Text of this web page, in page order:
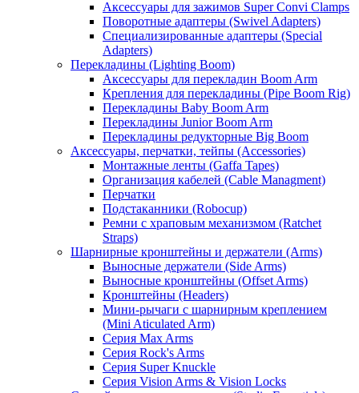
Аксессуары для зажимов Super Convi Clamps
Поворотные адаптеры (Swivel Adapters)
Специализированные адаптеры (Special
Adapters)
Перекладины (Lighting Boom)
Аксессуары для перекладин Boom Arm
Крепления для перекладины (Pipe Boom Rig)
Перекладины Baby Boom Arm
Перекладины Junior Boom Arm
Перекладины редукторные Big Boom
Аксессуары, перчатки, тейпы (Accessories)
Монтажные ленты (Gaffa Tapes)
Организация кабелей (Cable Managment)
Перчатки
Подстаканники (Robocup)
Ремни с храповым механизмом (Ratchet
Straps)
Шарнирные кронштейны и держатели (Arms)
Выносные держатели (Side Arms)
Выносные кронштейны (Offset Arms)
Кронштейны (Headers)
Мини-рычаги с шарнирным креплением
(Mini Aticulated Arm)
Серия Max Arms
Серия Rock's Arms
Серия Super Knuckle
Серия Vision Arms & Vision Locks